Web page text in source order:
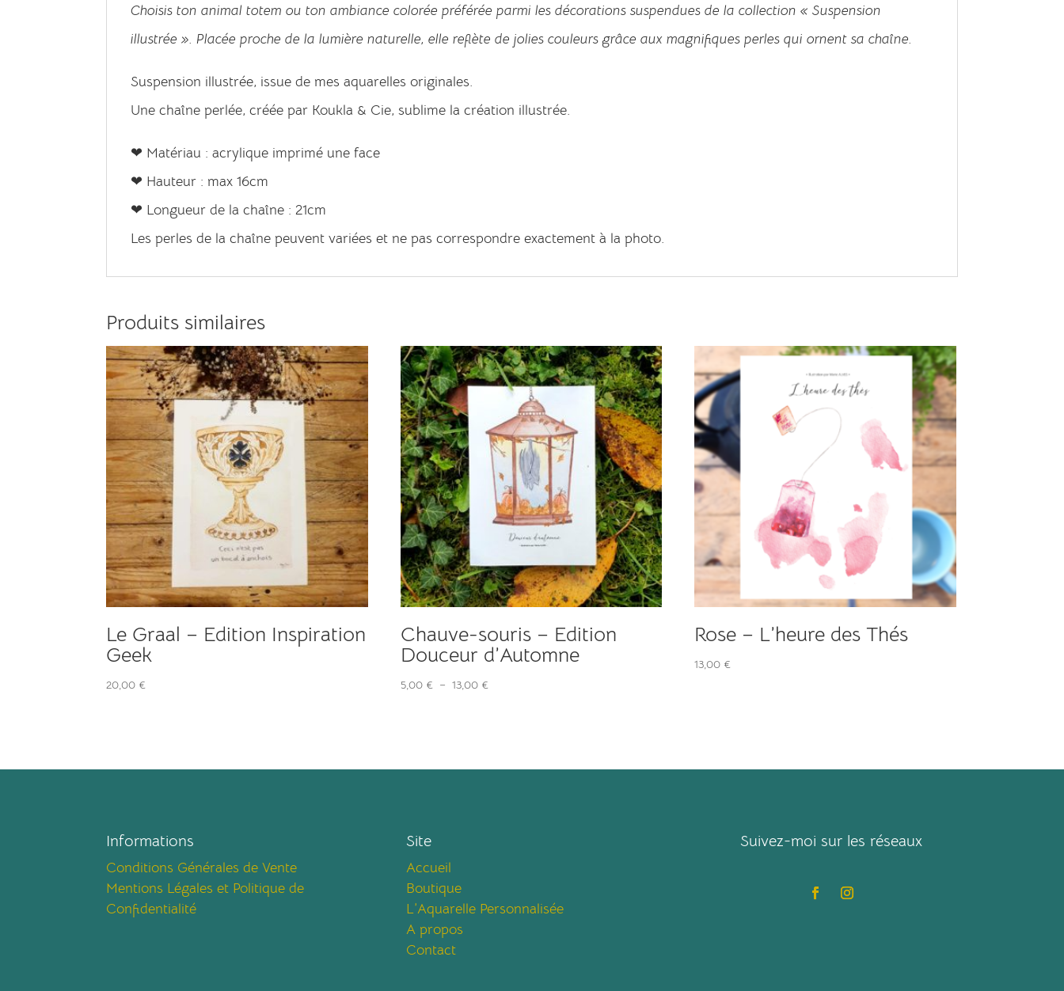
Choisis ton animal totem ou ton ambiance colorée préférée parmi les décorations suspendues de la collection « Suspension
illustrée ». Placée proche de la lumière naturelle, elle reflète de jolies couleurs grâce aux magnifiques perles qui ornent sa chaîne.
Suspension illustrée, issue de mes aquarelles originales.
Une chaîne perlée, créée par Koukla & Cie, sublime la création illustrée.
❤ Matériau : acrylique imprimé une face
❤ Hauteur : max 16cm
❤ Longueur de la chaîne : 21cm
Les perles de la chaîne peuvent variées et ne pas correspondre exactement à la photo.
Produits similaires
Le Graal – Edition Inspiration
Geek
20,00 €
Chauve-souris – Edition
Douceur d’Automne
5,00 € – 13,00 €Plage
Rose – L’heure des Thés
13,00 €
Informations
Conditions Générales de Vente
Mentions Légales et Politique de
Confidentialité
Site
Accueil
Boutique
L’Aquarelle Personnalisée
A propos
Contact
Suivez-moi sur les réseaux